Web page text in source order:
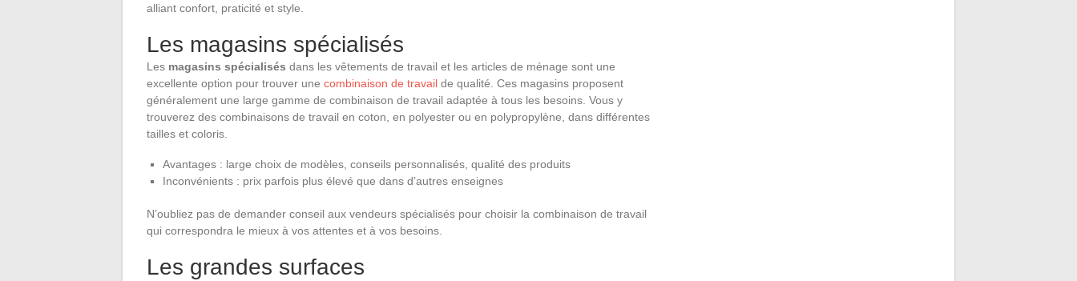
alliant confort, praticité et style.
Les magasins spécialisés
Les magasins spécialisés dans les vêtements de travail et les articles de ménage sont une
excellente option pour trouver une combinaison de travail de qualité. Ces magasins proposent
généralement une large gamme de combinaison de travail adaptée à tous les besoins. Vous y
trouverez des combinaisons de travail en coton, en polyester ou en polypropylène, dans différentes
tailles et coloris.
Avantages : large choix de modèles, conseils personnalisés, qualité des produits
Inconvénients : prix parfois plus élevé que dans d’autres enseignes
N’oubliez pas de demander conseil aux vendeurs spécialisés pour choisir la combinaison de travail
qui correspondra le mieux à vos attentes et à vos besoins.
Les grandes surfaces